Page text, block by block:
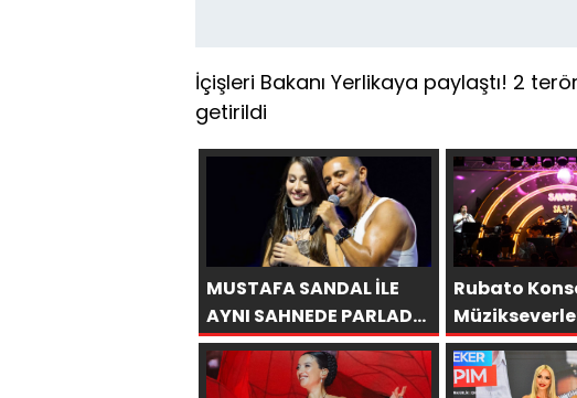
İçişleri Bakanı Yerlikaya paylaştı! 2
getirildi
MUSTAFA SANDAL İLE
AYNI SAHNEDE PARLADI:
AFRA’YA HARBİYE’DE
BÜYÜK ALKIŞ
Rubato
Buluşmaya
Ediyor